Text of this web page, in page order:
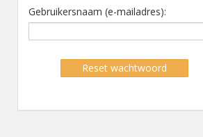
Gebruikersnaam (e-mailadres):